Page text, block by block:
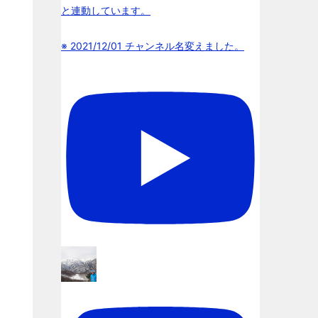
と連動しています。
※ 2021/12/01 チャンネル名変えました。